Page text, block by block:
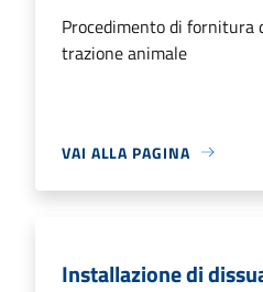
Procedimento di fornitura
trazione animale
VAI ALLA PAGINA
Installazione di